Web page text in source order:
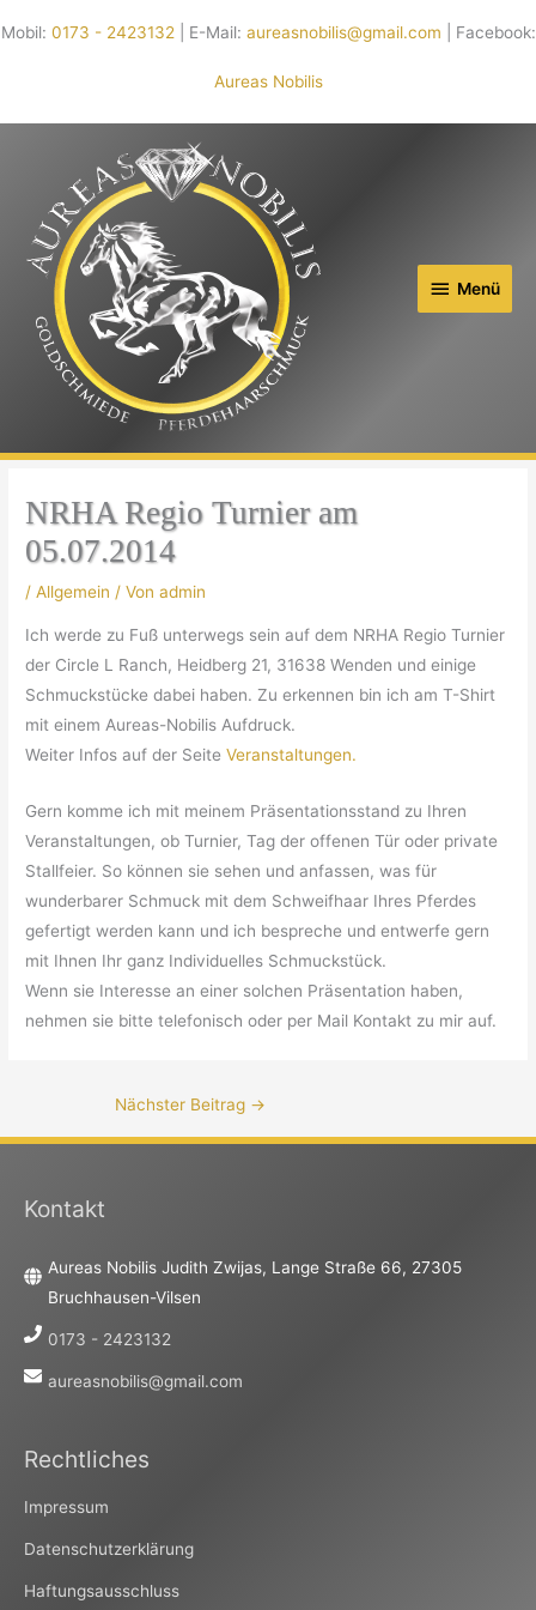
Mobil: 0173 - 2423132 | E-Mail: aureasnobilis@gmail.com | Facebook:
Aureas Nobilis
Menü
NRHA Regio Turnier am
05.07.2014
/Allgemein / Vonadmin
Ich werde zu Fuß unterwegs sein auf dem NRHA Regio Turnier
der Circle L Ranch, Heidberg 21, 31638 Wenden und einige
Schmuckstücke dabei haben. Zu erkennen bin ich am T-Shirt
mit einem Aureas-Nobilis Aufdruck.
Weiter Infos auf der SeiteVeranstaltungen.
Gern komme ich mit meinem Präsentationsstand zu Ihren
Veranstaltungen, ob Turnier, Tag der offenen Tür oder private
Stallfeier. So können sie sehen und anfassen, was für
wunderbarer Schmuck mit dem Schweifhaar Ihres Pferdes
gefertigt werden kann und ich bespreche und entwerfe gern
mit Ihnen Ihr ganz Individuelles Schmuckstück.
Wenn sie Interesse an einer solchen Präsentation haben,
nehmen sie bitte telefonisch oder per Mail Kontakt zu mir auf.
Nächster Beitrag →
Kontakt
Aureas Nobilis Judith Zwijas, Lange Straße 66, 27305
Bruchhausen-Vilsen
0173 - 2423132
aureasnobilis@gmail.com
Rechtliches
Impressum
Datenschutzerklärung
Haftungsausschluss